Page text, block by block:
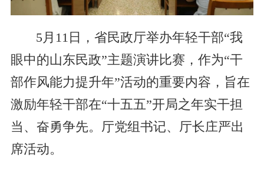
5月11日，省民政厅举办年轻干部“我
眼中的山东民政”主题演讲比赛，作为“干
部作风能力提升年”活动的重要内容，旨在
激励年轻干部在“十五五”开局之年实干担
当、奋勇争先。厅党组书记、厅长庄严出
席活动。